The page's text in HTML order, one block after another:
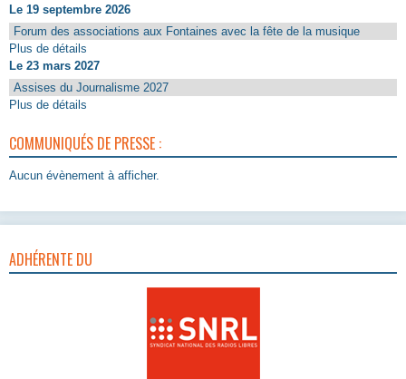
Le 19 septembre 2026
Forum des associations aux Fontaines avec la fête de la musique
Plus de détails
Le 23 mars 2027
Assises du Journalisme 2027
Plus de détails
COMMUNIQUÉS DE PRESSE :
Aucun évènement à afficher.
ADHÉRENTE DU